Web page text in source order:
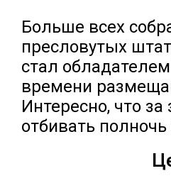
Больше всех
пресловутых
стал
времени
Интересно, что
отбивать